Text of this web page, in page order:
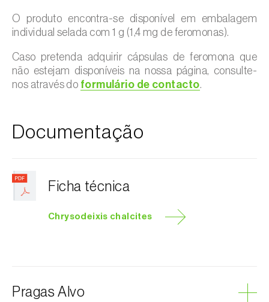
O produto encontra-se disponível em embalagem
individual selada com 1 g (1,4 mg de feromonas).
Caso pretenda adquirir cápsulas de feromona que
não estejam disponíveis na nossa página, consulte-
nos através do formulário de contacto.
Documentação
Ficha técnica
Chrysodeixis chalcites
Pragas Alvo